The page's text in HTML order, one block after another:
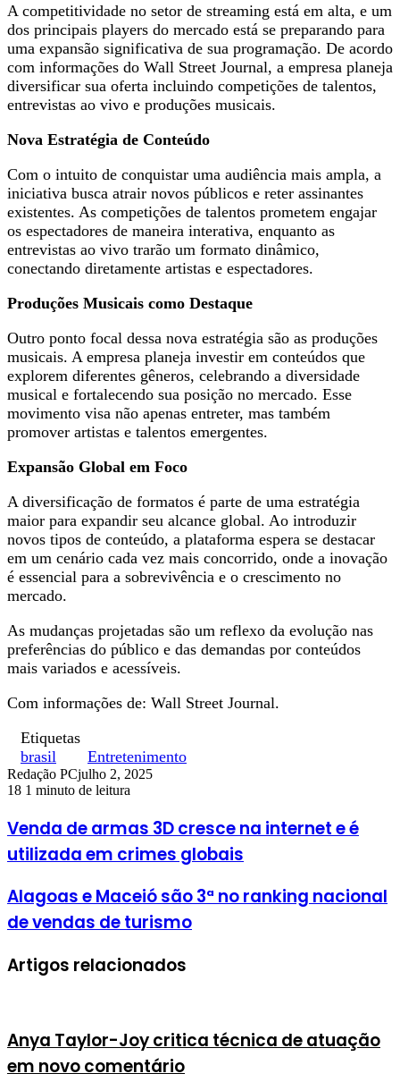
A competitividade no setor de streaming está em alta, e um
dos principais players do mercado está se preparando para
uma expansão significativa de sua programação. De acordo
com informações do Wall Street Journal, a empresa planeja
diversificar sua oferta incluindo competições de talentos,
entrevistas ao vivo e produções musicais.
Nova Estratégia de Conteúdo
Com o intuito de conquistar uma audiência mais ampla, a
iniciativa busca atrair novos públicos e reter assinantes
existentes. As competições de talentos prometem engajar
os espectadores de maneira interativa, enquanto as
entrevistas ao vivo trarão um formato dinâmico,
conectando diretamente artistas e espectadores.
Produções Musicais como Destaque
Outro ponto focal dessa nova estratégia são as produções
musicais. A empresa planeja investir em conteúdos que
explorem diferentes gêneros, celebrando a diversidade
musical e fortalecendo sua posição no mercado. Esse
movimento visa não apenas entreter, mas também
promover artistas e talentos emergentes.
Expansão Global em Foco
A diversificação de formatos é parte de uma estratégia
maior para expandir seu alcance global. Ao introduzir
novos tipos de conteúdo, a plataforma espera se destacar
em um cenário cada vez mais concorrido, onde a inovação
é essencial para a sobrevivência e o crescimento no
mercado.
As mudanças projetadas são um reflexo da evolução nas
preferências do público e das demandas por conteúdos
mais variados e acessíveis.
Com informações de: Wall Street Journal.
Etiquetas
brasil
Entretenimento
Redação PCjulho 2, 2025
18 1 minuto de leitura
Venda de armas 3D cresce na internet e é
utilizada em crimes globais
Alagoas e Maceió são 3ª no ranking nacional
de vendas de turismo
Artigos relacionados
Anya Taylor-Joy critica técnica de atuação
em novo comentário